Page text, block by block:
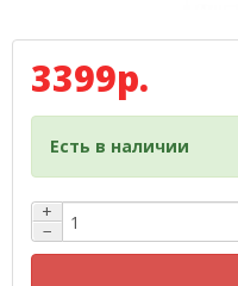
3399р.
Есть в наличии
+
−